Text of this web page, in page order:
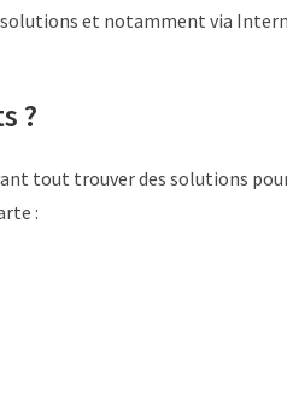
solutions et notamment via
?
tout trouver des solutions
: